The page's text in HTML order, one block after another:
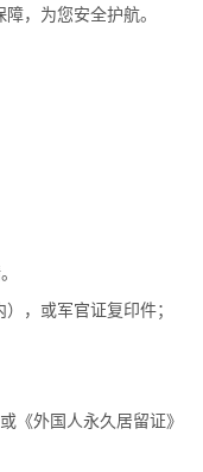
，为您安全护航。
，或军官证复印件；
《外国人永久居留证》